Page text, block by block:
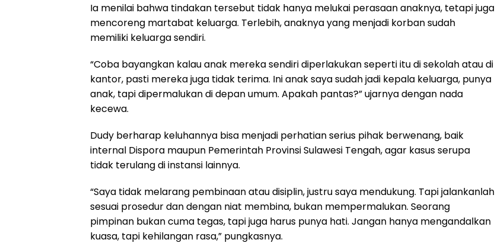
Ia menilai bahwa tindakan tersebut tidak hanya melukai perasaan anaknya, tetapi juga
mencoreng martabat keluarga. Terlebih, anaknya yang menjadi korban sudah
memiliki keluarga sendiri.
“Coba bayangkan kalau anak mereka sendiri diperlakukan seperti itu di sekolah atau di
kantor, pasti mereka juga tidak terima. Ini anak saya sudah jadi kepala keluarga, punya
anak, tapi dipermalukan di depan umum. Apakah pantas?” ujarnya dengan nada
kecewa.
Dudy berharap keluhannya bisa menjadi perhatian serius pihak berwenang, baik
internal Dispora maupun Pemerintah Provinsi Sulawesi Tengah, agar kasus serupa
tidak terulang di instansi lainnya.
“Saya tidak melarang pembinaan atau disiplin, justru saya mendukung. Tapi jalankanlah
sesuai prosedur dan dengan niat membina, bukan mempermalukan. Seorang
pimpinan bukan cuma tegas, tapi juga harus punya hati. Jangan hanya mengandalkan
kuasa, tapi kehilangan rasa,” pungkasnya.